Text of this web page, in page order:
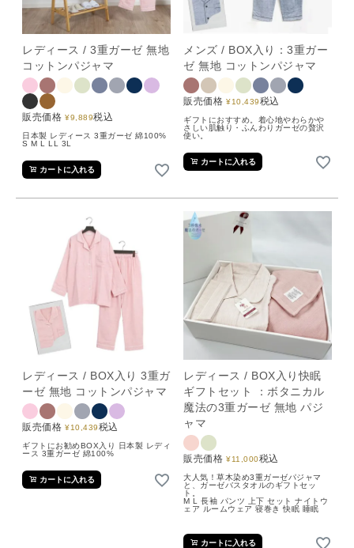
レディース / 3重ガーゼ 無地
コットンパジャマ
販売価格 ¥9,889税込
日本製 レディース 3重ガーゼ 綿100%
S M L LL 3L
カートに入れる
メンズ / BOX入り：3重ガー
ゼ 無地 コットンパジャマ
販売価格 ¥10,439税込
ギフトにおすすめ。着心地やわらかや
さしい肌触り・ふんわりガーゼの贅沢
使い。
カートに入れる
レディース / BOX入り 3重ガ
ーゼ 無地 コットンパジャマ
販売価格 ¥10,439税込
ギフトにお勧めBOX入り 日本製 レディ
ース 3重ガーゼ 綿100%
カートに入れる
レディース / BOX入り快眠
ギフトセット ：ボタニカル
魔法の3重ガーゼ 無地 パジ
ャマ
販売価格 ¥11,000税込
大人気！草木染め3重ガーゼパジャマ
と、ガーゼバスタオルのギフトセッ
ト。
M L 長袖 パンツ 上下 セット ナイトウ
ェア ルームウェア 寝巻き 快眠 睡眠
カートに入れる